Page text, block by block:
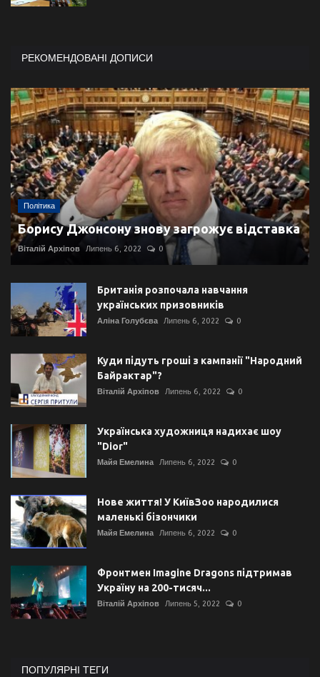
РЕКОМЕНДОВАНІ ДОПИСИ
Політика
Борису Джонсону знову загрожує відставка
Віталій Архіпов Липень 6, 2022 0
Британія розпочала навчання
українських призовників
Аліна Голубєва Липень 6, 2022 0
Куди підуть гроші з кампанії "Народний
Байрактар"?
Віталій Архіпов Липень 6, 2022 0
Українська художниця надихає шоу
"Dior"
Майя Емелина Липень 6, 2022 0
Нове життя! У КиївЗоо народилися
маленькі бізончики
Майя Емелина Липень 6, 2022 0
Фронтмен Imagine Dragons підтримав
Україну на 200-тисяч...
Віталій Архіпов Липень 5, 2022 0
ПОПУЛЯРНІ ТЕГИ